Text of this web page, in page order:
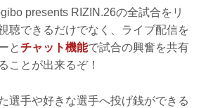
presents RIZIN.26の全試合をリ
聴できるだけでなく、ライブ配信を
とチャット機能で試合の興奮を共有
ことが出来るぞ！
選手や好きな選手へ投げ銭ができる